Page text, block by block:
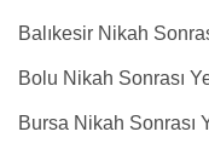
Balıkesir Nikah
Bolu Nikah Sonrası
Bursa Nikah Sonrası